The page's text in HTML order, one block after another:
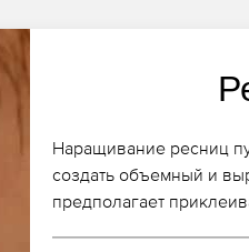
Наращивание ресниц
создать объемный и
предполагает